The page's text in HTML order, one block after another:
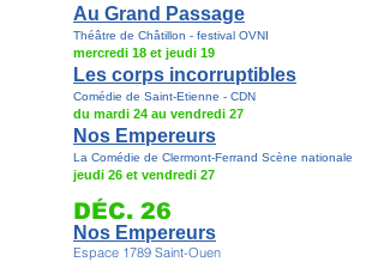
Au Grand Passage
Théâtre de Châtillon - festival OVNI
mercredi 18 et jeudi 19
Les corps incorruptibles
Comédie de Saint-Etienne - CDN
du mardi 24 au vendredi 27
Nos Empereurs
La Comédie de Clermont-Ferrand Scène nationale
jeudi 26 et vendredi 27
DÉC. 26
Nos Empereurs
Espace 1789 Saint-Ouen